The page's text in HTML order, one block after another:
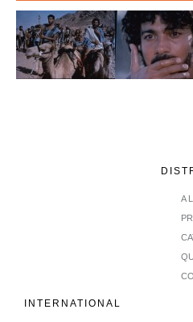
A
INTERNATIONAL